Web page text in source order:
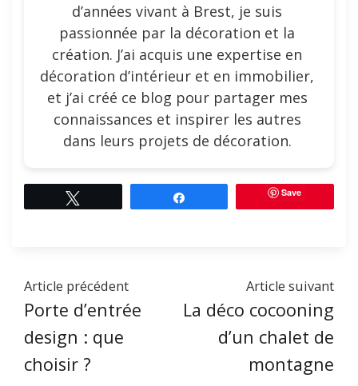
d’années vivant à Brest, je suis
passionnée par la décoration et la
création. J’ai acquis une expertise en
décoration d’intérieur et en immobilier,
et j’ai créé ce blog pour partager mes
connaissances et inspirer les autres
dans leurs projets de décoration.
Save
Article précédent
Porte d’entrée
design : que
choisir ?
Article suivant
La déco cocooning
d’un chalet de
montagne